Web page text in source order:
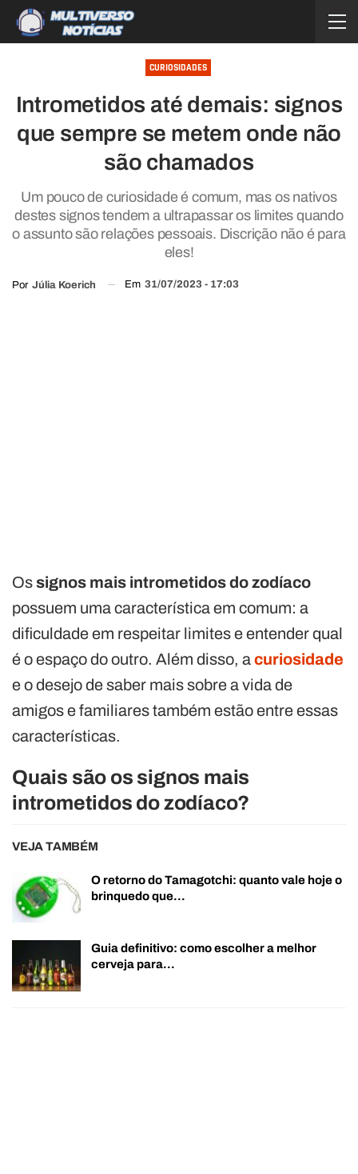
CURIOSIDADES
Intrometidos até demais: signos
que sempre se metem onde não
são chamados
Um pouco de curiosidade é comum, mas os nativos
destes signos tendem a ultrapassar os limites quando
o assunto são relações pessoais. Discrição não é para
eles!
Por Júlia Koerich Em 31/07/2023 - 17:03
Ossignos mais intrometidosdo zodíaco
possuem uma característica em comum: a
dificuldade em respeitar limites e entender qual
é o espaço do outro. Além disso, acuriosidade
e o desejo de saber mais sobre a vida de
amigos e familiares também estão entre essas
características.
Quais são os signos mais
intrometidos do zodíaco?
VEJA TAMBÉM
O retorno do Tamagotchi: quanto vale hoje o
brinquedo que…
Guia definitivo: como escolher a melhor
cerveja para…